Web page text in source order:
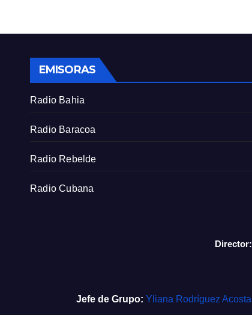
EMISORAS
Radio Bahia
Radio Baracoa
Radio Rebelde
Radio Cubana
Director:
Jefe de Grupo: Yliana Rodríguez Acosta